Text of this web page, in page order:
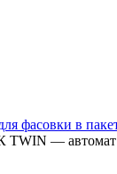
фасовки в
— автомат